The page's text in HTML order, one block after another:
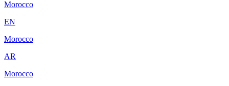
Morocco
EN
Morocco
AR
Morocco